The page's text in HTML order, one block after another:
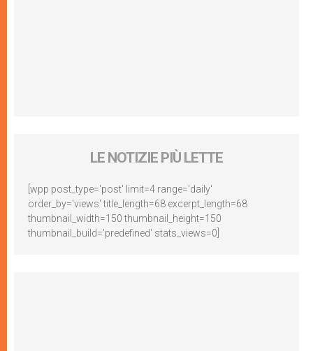
LE NOTIZIE PIÙ LETTE
[wpp post_type='post' limit=4 range='daily'
order_by='views' title_length=68 excerpt_length=68
thumbnail_width=150 thumbnail_height=150
thumbnail_build='predefined' stats_views=0]